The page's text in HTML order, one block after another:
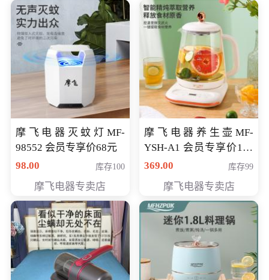
摩飞电器灭蚊灯MF-
98552 会员专享价68元
98.00
库存100
摩飞电器专卖店
摩飞电器养生壶MF-
YSH-A1 会员专享价198
元
369.00 库存99
摩飞电器专卖店